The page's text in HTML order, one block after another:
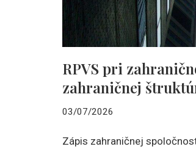
RPVS pri
zahraničnej
03/07/2026
Zápis zahraničnej